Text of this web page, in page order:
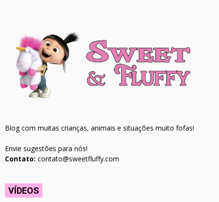
Blog com muitas crianças, animais e situações muito fofas!
Envie sugestões para nós!
Contato: contato@sweetfluffy.com
VÍDEOS